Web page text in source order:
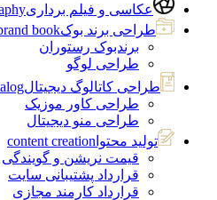
عکاسی و فیلم برداری
طراحی برند بوکbook
برندبوک رستوران
طراحی لوگو
طراحی کاتالوگ دیجیتال
طراحی کاور موزیک
طراحی منو دیجیتال
تولید محتوا content creation
قیمت نریشن و گویندگی
قرارداد پشتیبانی سایت
قرارداد کارمند مجازی